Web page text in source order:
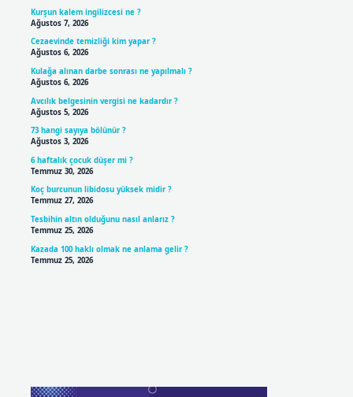
Kurşun kalem ingilizcesi ne ?
Ağustos 7, 2026
Cezaevinde temizliği kim yapar ?
Ağustos 6, 2026
Kulağa alınan darbe sonrası ne yapılmalı ?
Ağustos 6, 2026
Avcılık belgesinin vergisi ne kadardır ?
Ağustos 5, 2026
73 hangi sayıya bölünür ?
Ağustos 3, 2026
6 haftalık çocuk düşer mi ?
Temmuz 30, 2026
Koç burcunun libidosu yüksek midir ?
Temmuz 27, 2026
Tesbihin altın olduğunu nasıl anlarız ?
Temmuz 25, 2026
Kazada 100 haklı olmak ne anlama gelir ?
Temmuz 25, 2026